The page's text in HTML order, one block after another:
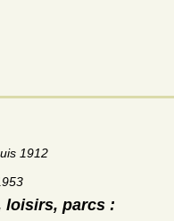
1912
loisirs, parcs :